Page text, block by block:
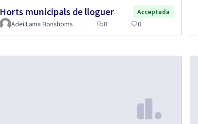
Horts municipals de lloguer
Acceptada
Adei Lama Bonshoms
0 0